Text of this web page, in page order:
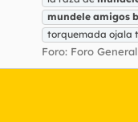
mundele amigos
torquemada ojala
Foro: Foro General